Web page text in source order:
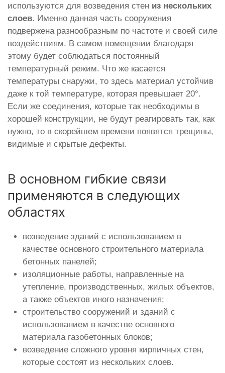
используются для возведения стен из нескольких
слоев. Именно данная часть сооружения
подвержена разнообразным по частоте и своей силе
воздействиям. В самом помещении благодаря
этому будет соблюдаться постоянный
температурный режим. Что же касается
температуры снаружи, то здесь материал устойчив
даже к той температуре, которая превышает 20°.
Если же соединения, которые так необходимы в
хорошей конструкции, не будут реагировать так, как
нужно, то в скорейшем времени появятся трещины,
видимые и скрытые дефекты.
В основном гибкие связи
применяются в следующих
областях
возведение зданий с использованием в
качестве основного строительного материала
бетонных панелей;
изоляционные работы, направленные на
утепление, производственных, жилых объектов,
а также объектов иного назначения;
строительство сооружений и зданий с
использованием в качестве основного
материала газобетонных блоков;
возведение сложного уровня кирпичных стен,
которые состоят из нескольких слоев.